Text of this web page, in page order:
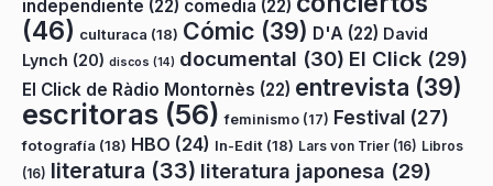
independiente (22) comedia (22)
(46) culturaca (18) Cómic (39) D'A (22) David
Lynch (20) discos (14) documental (30) El Click (29)
El Click de Ràdio Montornès (22) entrevista (39)
escritoras (56) feminismo (17) Festival (27)
fotografía (18) HBO (24) In-Edit (18) Lars von Trier (16) Libros
(16) literatura (33) literatura japonesa (29)